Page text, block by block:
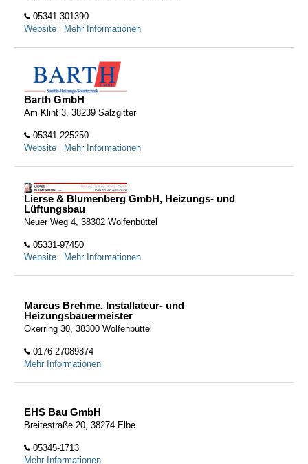
05341-301390
Website
Mehr Informationen
Barth GmbH
Am Klint 3, 38239 Salzgitter
05341-225250
Website
Mehr Informationen
Lierse & Blumenberg GmbH, Heizungs- und
Lüftungsbau
Neuer Weg 4, 38302 Wolfenbüttel
05331-97450
Website
Mehr Informationen
Marcus Brehme, Installateur- und
Heizungsbauermeister
Okerring 30, 38300 Wolfenbüttel
0176-27089874
Mehr Informationen
EHS Bau GmbH
Breitestraße 20, 38274 Elbe
05345-1713
Mehr Informationen